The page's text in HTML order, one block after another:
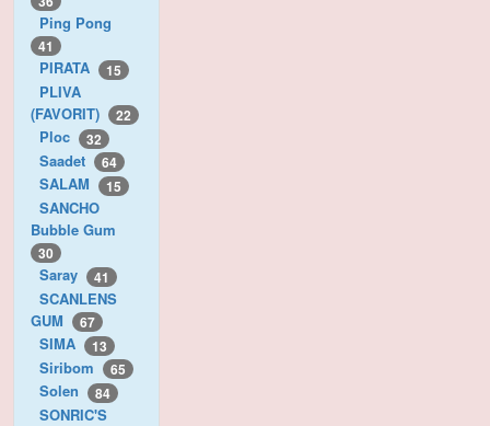
Ping Pong
41
PIRATA 15
PLIVA
(FAVORIT)
22
Ploc 32
Saadet 64
SALAM 15
SANCHO
Bubble Gum
30
Saray 41
SCANLENS
GUM
67
SIMA 13
Siribom 65
Solen 84
SONRIC'S